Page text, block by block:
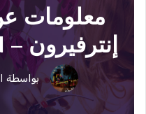
معلومات
إنترفيرون – INTERFERON
بواسطة